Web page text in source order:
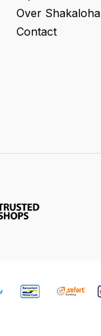
Over Shakaloha
Contact